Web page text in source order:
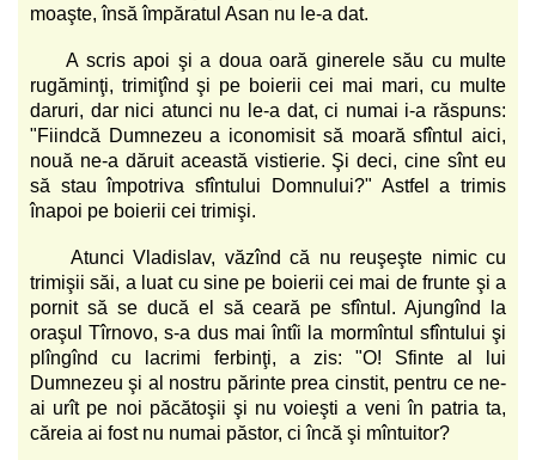
moaşte, însă împăratul Asan nu le-a dat.
A scris apoi şi a doua oară ginerele său cu multe
rugăminţi, trimiţînd şi pe boierii cei mai mari, cu multe
daruri, dar nici atunci nu le-a dat, ci numai i-a răspuns:
"Fiindcă Dumnezeu a iconomisit să moară sfîntul aici,
nouă ne-a dăruit această vistierie. Şi deci, cine sînt eu
să stau împotriva sfîntului Domnului?" Astfel a trimis
înapoi pe boierii cei trimişi.
Atunci Vladislav, văzînd că nu reuşeşte nimic cu
trimişii săi, a luat cu sine pe boierii cei mai de frunte şi a
pornit să se ducă el să ceară pe sfîntul. Ajungînd la
oraşul Tîrnovo, s-a dus mai întîi la mormîntul sfîntului şi
plîngînd cu lacrimi ferbinţi, a zis: "O! Sfinte al lui
Dumnezeu şi al nostru părinte prea cinstit, pentru ce ne-
ai urît pe noi păcătoşii şi nu voieşti a veni în patria ta,
căreia ai fost nu numai păstor, ci încă şi mîntuitor?